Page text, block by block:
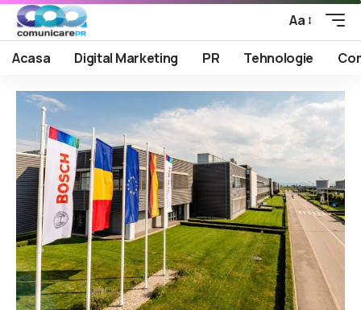
Aa
Acasa Digital Marketing PR Tehnologie